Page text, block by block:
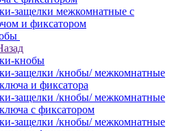
защелки межкомнатные с
и фиксатором
кнобы
защелки /кнобы/ межкомнатные
и фиксатора
защелки /кнобы/ межкомнатные
с фиксатором
защелки /кнобы/ межкомнатные